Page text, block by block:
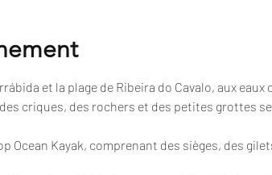
et la plage de Ribeira do Cavalo, aux
criques, des rochers et des petites grottes
Ocean Kayak, comprenant des sièges, des